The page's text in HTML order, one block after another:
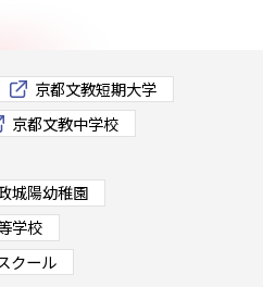
京都文教短期大学
京都文教中学校
城陽幼稚園
学校
クール